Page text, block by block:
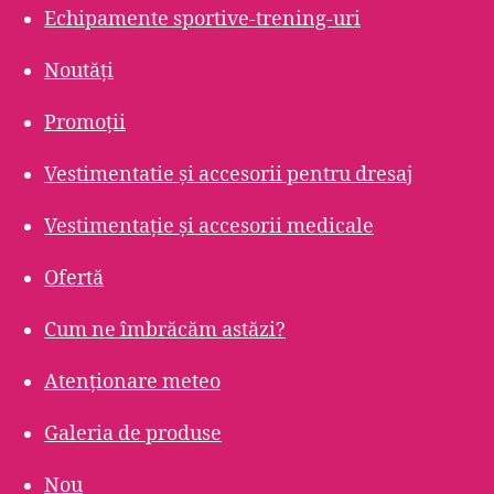
Echipamente sportive-trening-uri
Noutăți
Promoții
Vestimentatie și accesorii pentru dresaj
Vestimentație și accesorii medicale
Ofertă
Cum ne îmbrăcăm astăzi?
Atenționare meteo
Galeria de produse
Nou